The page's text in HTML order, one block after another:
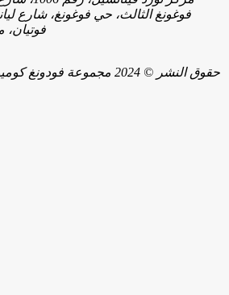
فوغونغ الثالث، حي فوغونغ، شارع
فوتيان،
حقوق النشر © 2024 مجموعة